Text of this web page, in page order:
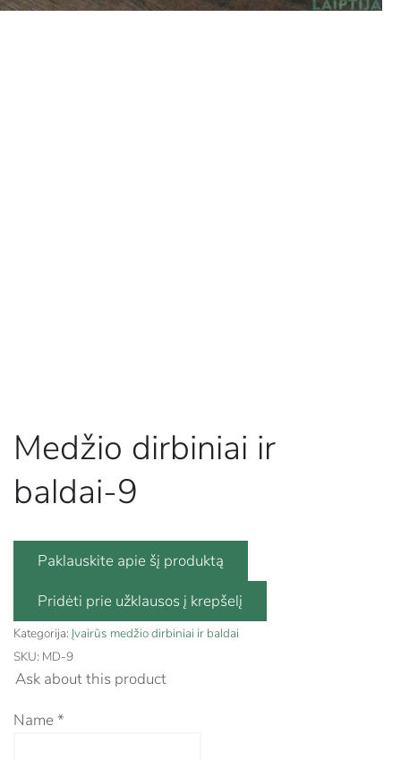
Medžio dirbiniai ir
baldai-9
Paklauskite apie šį produktą
Kategorija: Įvairūs medžio dirbiniai ir baldai
SKU: MD-9
Ask about this product
Name *